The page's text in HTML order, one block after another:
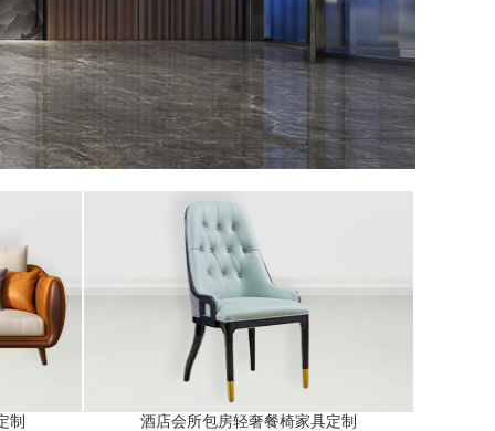
制 酒店会所包房轻奢餐椅家具定制